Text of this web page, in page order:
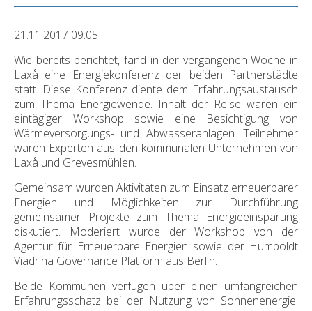
21.11.2017 09:05
Wie bereits berichtet, fand in der vergangenen Woche in
Laxå eine Energiekonferenz der beiden Partnerstädte
statt. Diese Konferenz diente dem Erfahrungsaustausch
zum Thema Energiewende. Inhalt der Reise waren ein
eintägiger Workshop sowie eine Besichtigung von
Wärmeversorgungs- und Abwasseranlagen. Teilnehmer
waren Experten aus den kommunalen Unternehmen von
Laxå und Grevesmühlen.
Gemeinsam wurden Aktivitäten zum Einsatz erneuerbarer
Energien und Möglichkeiten zur Durchführung
gemeinsamer Projekte zum Thema Energieeinsparung
diskutiert. Moderiert wurde der Workshop von der
Agentur für Erneuerbare Energien sowie der Humboldt
Viadrina Governance Platform aus Berlin.
Beide Kommunen verfügen über einen umfangreichen
Erfahrungsschatz bei der Nutzung von Sonnenenergie.